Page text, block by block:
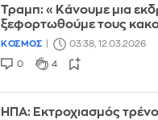
Τραμπ: «Κάνουμε μια
ξεφορτωθούμε τους
ΚΟΣΜΟΣ 03:38, 12.03.2026
0 4
ΗΠΑ: Εκτροχιασμός